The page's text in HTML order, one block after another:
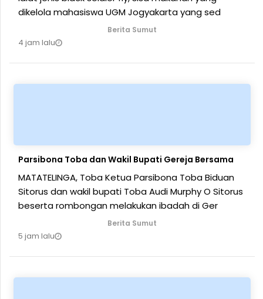
dikelola mahasiswa UGM Jogyakarta yang sed
Berita Sumut
4 jam lalu
Parsibona Toba dan Wakil Bupati Gereja Bersama
MATATELINGA, Toba Ketua Parsibona Toba Biduan
Sitorus dan wakil bupati Toba Audi Murphy O Sitorus
beserta rombongan melakukan ibadah di Ger
Berita Sumut
5 jam lalu